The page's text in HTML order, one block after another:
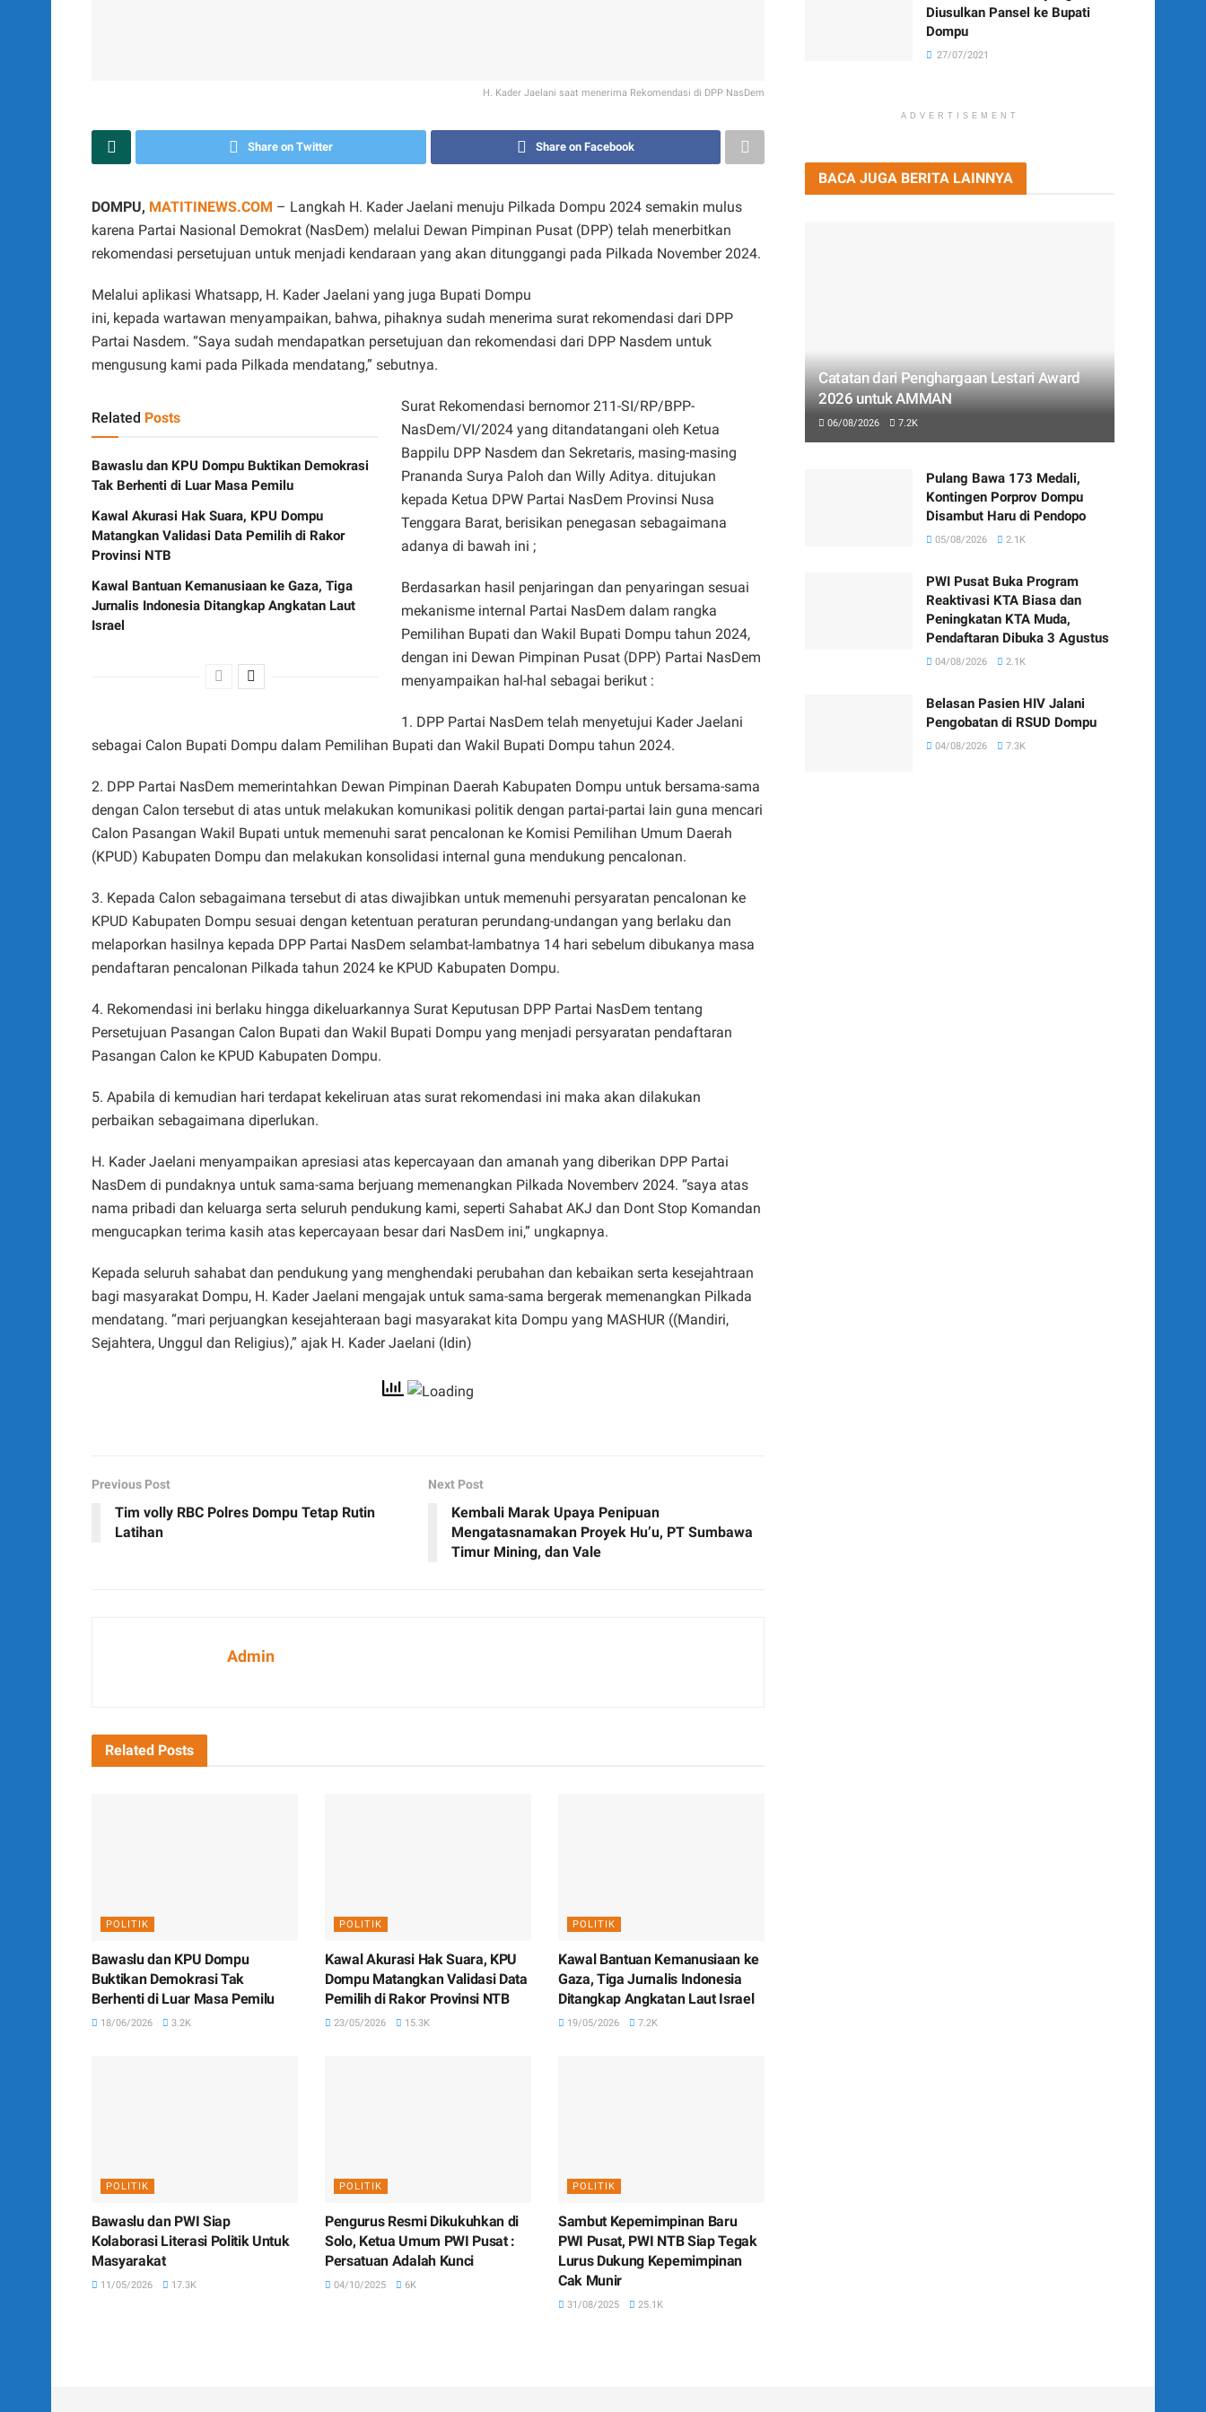
H. Kader Jaelani saat menerima Rekomendasi di DPP NasDem
Share on Twitter Share on Facebook
DOMPU, MATITINEWS.COM – Langkah H. Kader Jaelani menuju Pilkada Dompu 2024 semakin mulus
karena Partai Nasional Demokrat (NasDem) melalui Dewan Pimpinan Pusat (DPP) telah menerbitkan
rekomendasi persetujuan untuk menjadi kendaraan yang akan ditunggangi pada Pilkada November 2024.
Melalui aplikasi Whatsapp, H. Kader Jaelani yang juga Bupati Dompu
ini, kepada wartawan menyampaikan, bahwa, pihaknya sudah menerima surat rekomendasi dari DPP
Partai Nasdem. “Saya sudah mendapatkan persetujuan dan rekomendasi dari DPP Nasdem untuk
mengusung kami pada Pilkada mendatang,” sebutnya.
Related Posts
Bawaslu dan KPU Dompu Buktikan Demokrasi
Tak Berhenti di Luar Masa Pemilu
Kawal Akurasi Hak Suara, KPU Dompu
Matangkan Validasi Data Pemilih di Rakor
Provinsi NTB
Kawal Bantuan Kemanusiaan ke Gaza, Tiga
Jurnalis Indonesia Ditangkap Angkatan Laut
Israel
Surat Rekomendasi bernomor 211-SI/RP/BPP-
NasDem/VI/2024 yang ditandatangani oleh Ketua
Bappilu DPP Nasdem dan Sekretaris, masing-masing
Prananda Surya Paloh dan Willy Aditya. ditujukan
kepada Ketua DPW Partai NasDem Provinsi Nusa
Tenggara Barat, berisikan penegasan sebagaimana
adanya di bawah ini ;
Berdasarkan hasil penjaringan dan penyaringan sesuai
mekanisme internal Partai NasDem dalam rangka
Pemilihan Bupati dan Wakil Bupati Dompu tahun 2024,
dengan ini Dewan Pimpinan Pusat (DPP) Partai NasDem
menyampaikan hal-hal sebagai berikut :
1. DPP Partai NasDem telah menyetujui Kader Jaelani
sebagai Calon Bupati Dompu dalam Pemilihan Bupati dan Wakil Bupati Dompu tahun 2024.
2. DPP Partai NasDem memerintahkan Dewan Pimpinan Daerah Kabupaten Dompu untuk bersama-sama
dengan Calon tersebut di atas untuk melakukan komunikasi politik dengan partai-partai lain guna mencari
Calon Pasangan Wakil Bupati untuk memenuhi sarat pencalonan ke Komisi Pemilihan Umum Daerah
(KPUD) Kabupaten Dompu dan melakukan konsolidasi internal guna mendukung pencalonan.
3. Kepada Calon sebagaimana tersebut di atas diwajibkan untuk memenuhi persyaratan pencalonan ke
KPUD Kabupaten Dompu sesuai dengan ketentuan peraturan perundang-undangan yang berlaku dan
melaporkan hasilnya kepada DPP Partai NasDem selambat-lambatnya 14 hari sebelum dibukanya masa
pendaftaran pencalonan Pilkada tahun 2024 ke KPUD Kabupaten Dompu.
4. Rekomendasi ini berlaku hingga dikeluarkannya Surat Keputusan DPP Partai NasDem tentang
Persetujuan Pasangan Calon Bupati dan Wakil Bupati Dompu yang menjadi persyaratan pendaftaran
Pasangan Calon ke KPUD Kabupaten Dompu.
5. Apabila di kemudian hari terdapat kekeliruan atas surat rekomendasi ini maka akan dilakukan
perbaikan sebagaimana diperlukan.
H. Kader Jaelani menyampaikan apresiasi atas kepercayaan dan amanah yang diberikan DPP Partai
NasDem di pundaknya untuk sama-sama berjuang memenangkan Pilkada Novemberv 2024. “saya atas
nama pribadi dan keluarga serta seluruh pendukung kami, seperti Sahabat AKJ dan Dont Stop Komandan
mengucapkan terima kasih atas kepercayaan besar dari NasDem ini,” ungkapnya.
Kepada seluruh sahabat dan pendukung yang menghendaki perubahan dan kebaikan serta kesejahtraan
bagi masyarakat Dompu, H. Kader Jaelani mengajak untuk sama-sama bergerak memenangkan Pilkada
mendatang. “mari perjuangkan kesejahteraan bagi masyarakat kita Dompu yang MASHUR ((Mandiri,
Sejahtera, Unggul dan Religius),” ajak H. Kader Jaelani (Idin)
Previous Post
Tim volly RBC Polres Dompu Tetap Rutin
Latihan
Next Post
Kembali Marak Upaya Penipuan
Mengatasnamakan Proyek Hu’u, PT Sumbawa
Timur Mining, dan Vale
Admin
Related Posts
POLITIK
Bawaslu dan KPU Dompu
Buktikan Demokrasi Tak
Berhenti di Luar Masa Pemilu
18/06/2026 3.2K
POLITIK
Kawal Akurasi Hak Suara, KPU
Dompu Matangkan Validasi Data
Pemilih di Rakor Provinsi NTB
23/05/2026 15.3K
POLITIK
Kawal Bantuan Kemanusiaan ke
Gaza, Tiga Jurnalis Indonesia
Ditangkap Angkatan Laut Israel
19/05/2026 7.2K
POLITIK
Bawaslu dan PWI Siap
Kolaborasi Literasi Politik Untuk
Masyarakat
11/05/2026 17.3K
POLITIK
Pengurus Resmi Dikukuhkan di
Solo, Ketua Umum PWI Pusat :
Persatuan Adalah Kunci
04/10/2025 6K
POLITIK
Sambut Kepemimpinan Baru
PWI Pusat, PWI NTB Siap Tegak
Lurus Dukung Kepemimpinan
Cak Munir
31/08/2025 25.1K
Diusulkan Pansel ke Bupati
Dompu
27/07/2021
ADVERTISEMENT
BACA JUGA BERITA LAINNYA
Catatan dari Penghargaan Lestari Award
2026 untuk AMMAN
06/08/2026 7.2K
Pulang Bawa 173 Medali,
Kontingen Porprov Dompu
Disambut Haru di Pendopo
05/08/2026 2.1K
PWI Pusat Buka Program
Reaktivasi KTA Biasa dan
Peningkatan KTA Muda,
Pendaftaran Dibuka 3 Agustus
04/08/2026 2.1K
Belasan Pasien HIV Jalani
Pengobatan di RSUD Dompu
04/08/2026 7.3K